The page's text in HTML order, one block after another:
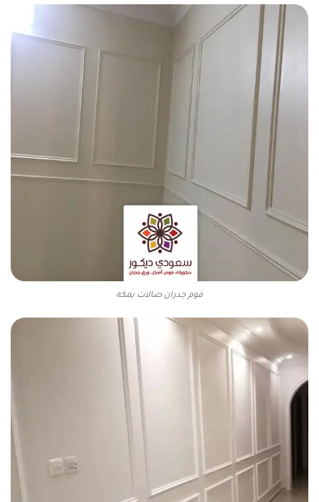
فوم جدران صالات بمكه